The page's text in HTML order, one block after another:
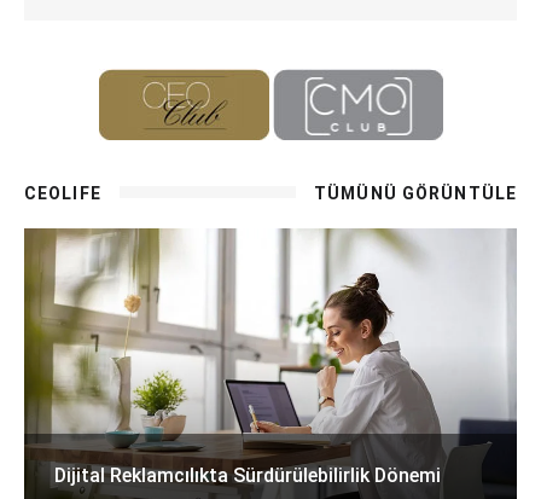
CEOLIFE TÜMÜNÜ GÖRÜNTÜLE
Dijital Reklamcılıkta Sürdürülebilirlik Dönemi